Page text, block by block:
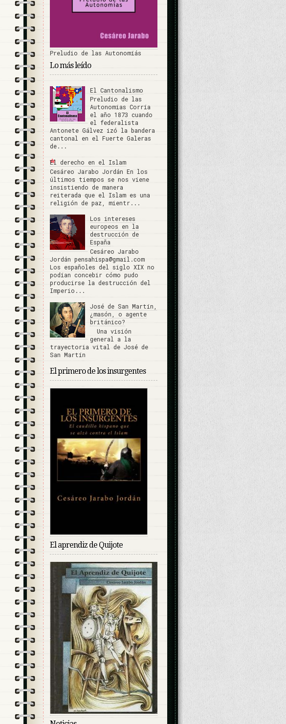
Preludio de las Autonomíás
Lo más leído
El Cantonalismo
Preludio de las
Autonomias Corría
el año 1873 cuando
el federalista
Antonete Gálvez izó la bandera
cantonal en el Fuerte Galeras
de...
El derecho en el Islam
Cesáreo Jarabo Jordán En los
últimos tiempos se nos viene
insistiendo de manera
reiterada que el Islam es una
religión de paz, mientr...
Los intereses
europeos en la
destrucción de
España
Cesáreo Jarabo
Jordán pensahispa@gmail.com
Los españoles del siglo XIX no
podían concebir cómo pudo
producirse la destrucción del
Imperio...
José de San Martín,
¿masón, o agente
británico?
Una visión
general a la
trayectoria vital de José de
San Martín
El primero de los insurgentes
El aprendiz de Quijote